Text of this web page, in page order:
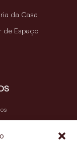
da Casa
de Espaço